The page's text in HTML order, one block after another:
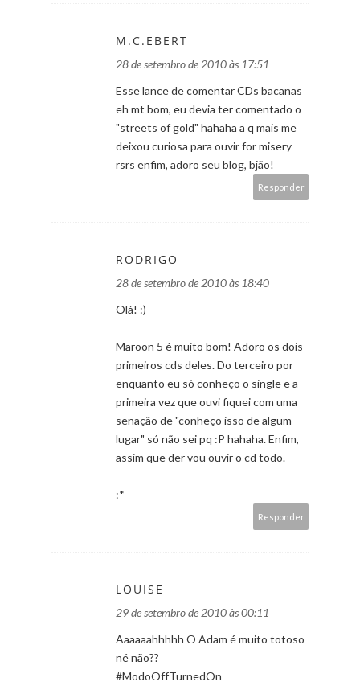
M.C.EBERT
28 de setembro de 2010 às 17:51
Esse lance de comentar CDs bacanas
eh mt bom, eu devia ter comentado o
"streets of gold" hahaha a q mais me
deixou curiosa para ouvir for misery
rsrs enfim, adoro seu blog, bjão!
Responder
RODRIGO
28 de setembro de 2010 às 18:40
Olá! :)
Maroon 5 é muito bom! Adoro os dois
primeiros cds deles. Do terceiro por
enquanto eu só conheço o single e a
primeira vez que ouvi fiquei com uma
senação de "conheço isso de algum
lugar" só não sei pq :P hahaha. Enfim,
assim que der vou ouvir o cd todo.
:*
Responder
LOUISE
29 de setembro de 2010 às 00:11
Aaaaaahhhhh O Adam é muito totoso
né não??
#ModoOffTurnedOn